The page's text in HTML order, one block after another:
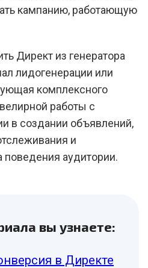
кампанию, работающую
Директ из генератора
лидогенерации или
комплексного
работы с
в создании объявлений,
и
поведения аудитории.
вы узнаете:
в Директе